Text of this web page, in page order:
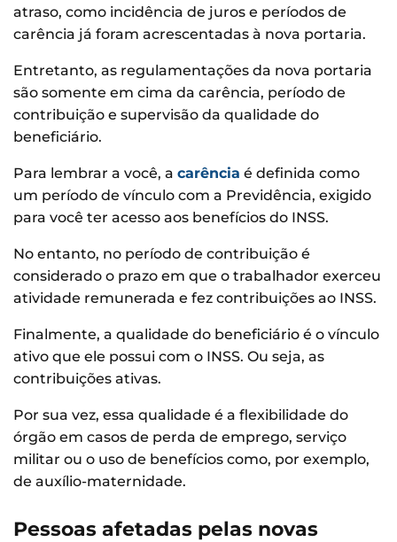
atraso, como incidência de juros e períodos de
carência já foram acrescentadas à nova portaria.
Entretanto, as regulamentações da nova portaria
são somente em cima da carência, período de
contribuição e supervisão da qualidade do
beneficiário.
Para lembrar a você, a carência é definida como
um período de vínculo com a Previdência, exigido
para você ter acesso aos benefícios do INSS.
No entanto, no período de contribuição é
considerado o prazo em que o trabalhador exerceu
atividade remunerada e fez contribuições ao INSS.
Finalmente, a qualidade do beneficiário é o vínculo
ativo que ele possui com o INSS. Ou seja, as
contribuições ativas.
Por sua vez, essa qualidade é a flexibilidade do
órgão em casos de perda de emprego, serviço
militar ou o uso de benefícios como, por exemplo,
de auxílio-maternidade.
Pessoas afetadas pelas novas